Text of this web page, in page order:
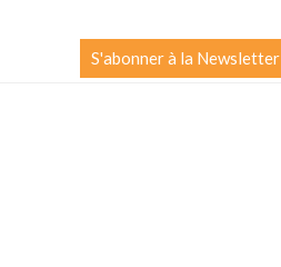
S'abonner à la Newsletter